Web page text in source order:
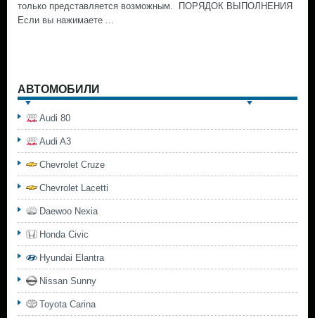
только представляется возможным. ПОРЯДОК ВЫПОЛНЕНИЯ
Если вы нажимаете ...
АВТОМОБИЛИ
Audi 80
Audi A3
Chevrolet Cruze
Chevrolet Lacetti
Daewoo Nexia
Honda Civic
Hyundai Elantra
Nissan Sunny
Toyota Carina